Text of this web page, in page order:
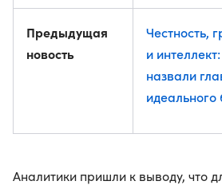
Предыдущая
новость
Честность,
и
назвали
идеального
Аналитики пришли к выводу, что